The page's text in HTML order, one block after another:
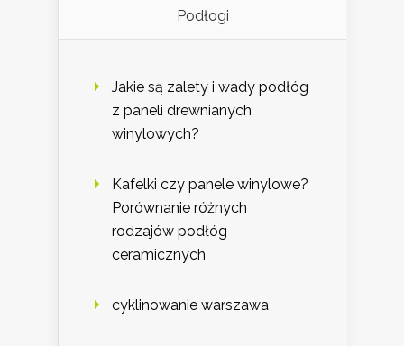
Podłogi
Jakie są zalety i wady podłóg
z paneli drewnianych
winylowych?
Kafelki czy panele winylowe?
Porównanie różnych
rodzajów podłóg
ceramicznych
cyklinowanie warszawa